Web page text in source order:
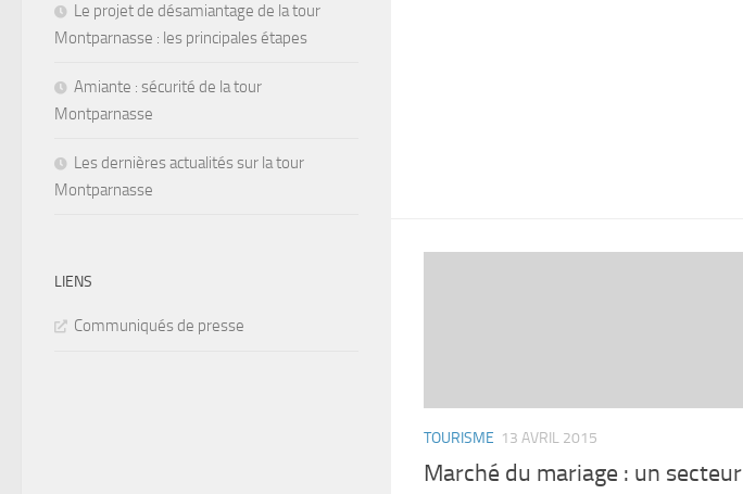
TOURISME 13 AVRIL 2015
Marché du mariage : un secteur
Le projet de désamiantage de la tour
Montparnasse : les principales étapes
Amiante : sécurité de la tour
Montparnasse
Les dernières actualités sur la tour
Montparnasse
LIENS
Communiqués de presse